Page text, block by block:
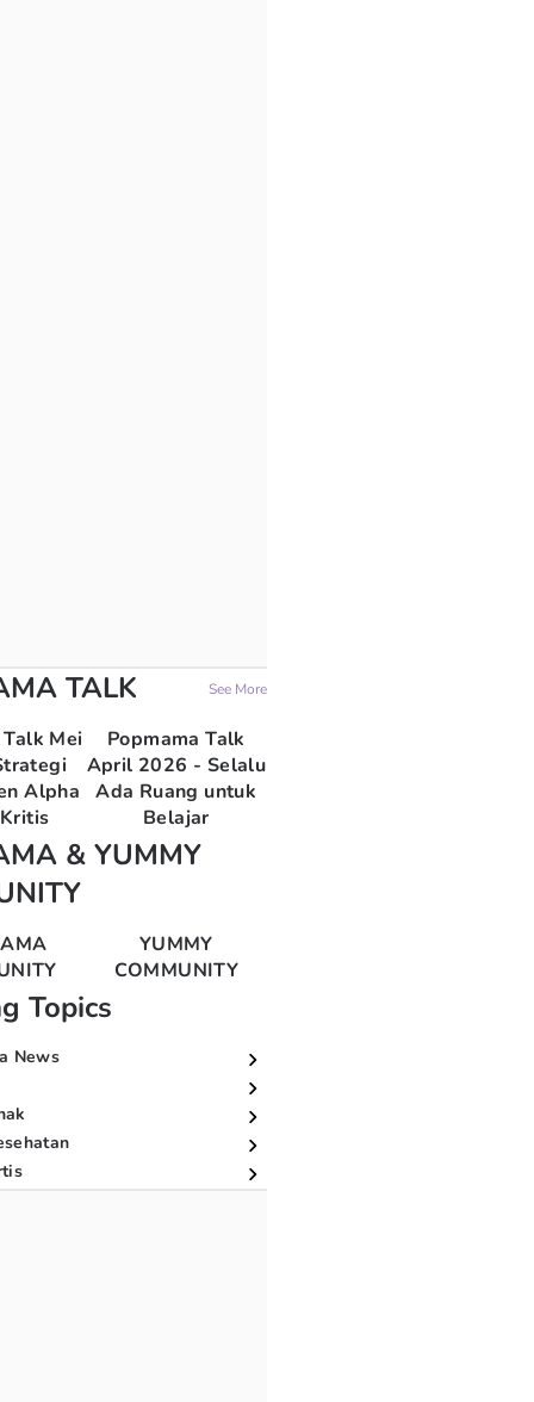
TALK See More
Mei
Alpha
Popmama Talk
April 2026 - Selalu
Ada Ruang untuk
Belajar
& YUMMY
YUMMY
COMMUNITY
Topics
News